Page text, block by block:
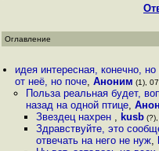
Оглавление
идея интересная, конечно,
от неё, но поче,Аноним (1),
Польза реальная будет,
назад на одной птице,
Звездец нахрен , kusb(?),
Здравствуйте, это
отвечать на него не нуж,